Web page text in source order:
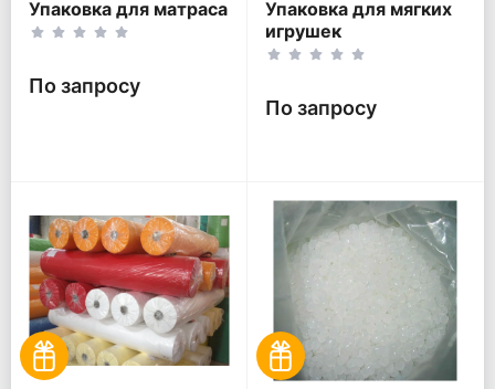
Упаковка для матраса
По запросу
Упаковка для мягких
игрушек
По запросу